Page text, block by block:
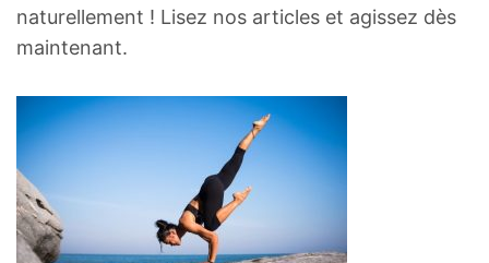
naturellement ! Lisez nos articles et agissez dès
maintenant.